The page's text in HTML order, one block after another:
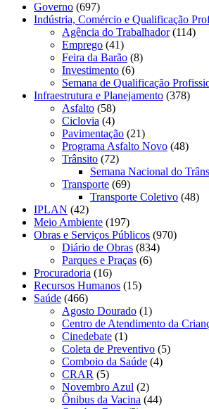
Governo (697)
Indústria, Comércio e Qualificação
Agência do Trabalhador(114)
Emprego (41)
Feira da Barão (8)
Investimento (6)
Semana de Qualificação
Infraestrutura e Planejamento (378)
Asfalto (58)
Ciclovia (4)
Pavimentação (21)
Programa Asfalto Novo (48)
Trânsito (72)
Semana Nacional do
Transporte (69)
Transporte Coletivo (48)
IPLAN (42)
Meio Ambiente (197)
Obras e Serviços Públicos (970)
Diário de Obras (834)
Parques e Praças (6)
Procuradoria (16)
Recursos Humanos (15)
Saúde (466)
Agosto Dourado (1)
Centro de Atendimento da
Cinedebate (1)
Coleta de Preventivo (5)
Comboio da Saúde (4)
CRAR (5)
Novembro Azul (2)
Ônibus da Vacina (44)